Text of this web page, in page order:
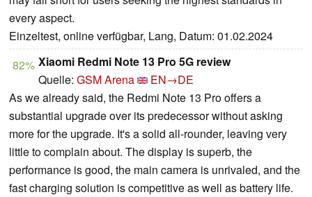
every aspect.
Einzeltest, online verfügbar, Lang, Datum: 01.02.2024
82% Xiaomi Redmi Note 13 Pro 5G review
Quelle: GSM Arena
EN→DE
As we already said, the Redmi Note 13 Pro offers a
substantial upgrade over its predecessor without asking
more for the upgrade. It's a solid all-rounder, leaving very
little to complain about. The display is superb, the
performance is good, the main camera is unrivaled, and the
fast charging solution is competitive as well as battery life.